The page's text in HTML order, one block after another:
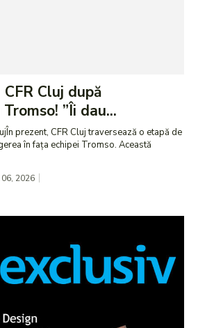
Cluj după
”Îi dau...
prezent, CFR Cluj traversează o etapă de
în fața echipei Tromso. Această
2026